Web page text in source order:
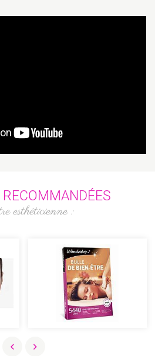
RECOMMANDÉES
esthéticienne :